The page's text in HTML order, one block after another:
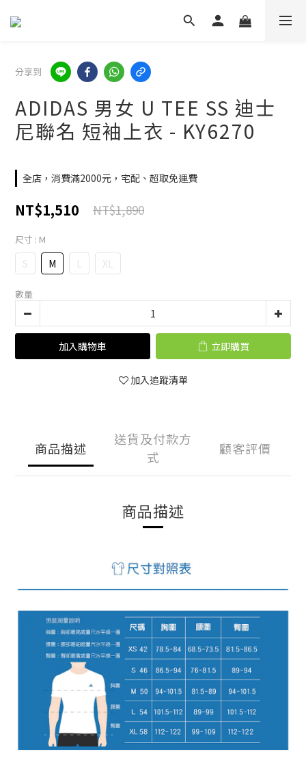
分享到
ADIDAS 男女 U TEE SS 迪士
尼聯名 短袖上衣 - KY6270
全店，消費滿2000元，宅配、超取免運費
NT$1,510 NT$1,890
尺寸 : M
S M L XL
數量
加入購物車 立即購買
加入追蹤清單
商品描述
送貨及付款方
式
顧客評價
商品描述